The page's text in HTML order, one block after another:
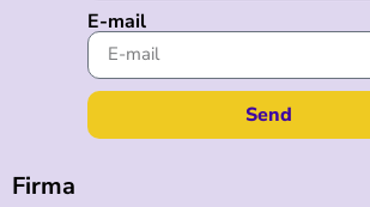
E-mail
Send
Firma